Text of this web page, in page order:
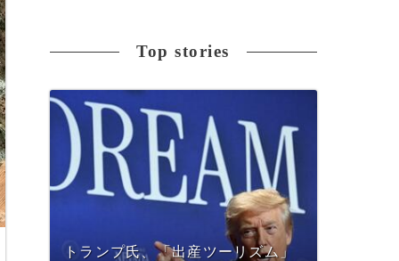
Top stories
トランプ氏、「出産ツーリズム」